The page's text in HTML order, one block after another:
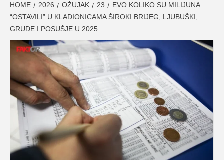
HOME 2026 OŽUJAK 23
EVO KOLIKO SU MILIJUNA
“OSTAVILI” U KLADIONICAMA ŠIROKI BRIJEG, LJUBUŠKI,
GRUDE I POSUŠJE U 2025.